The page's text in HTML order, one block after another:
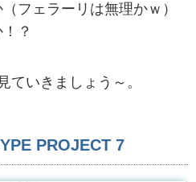
フェラーリは無理かｗ）
？
ていきましょう～。
PROJECT 7